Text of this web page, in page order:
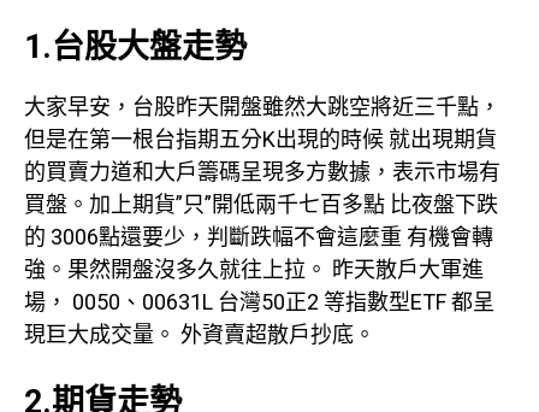
1.台股大盤走勢
大家早安，台股昨天開盤雖然大跳空將近三千點，
但是在第一根台指期五分K出現的時候 就出現期貨
的買賣力道和大戶籌碼呈現多方數據，表示市場有
買盤。加上期貨”只”開低兩千七百多點 比夜盤下跌
的 3006點還要少，判斷跌幅不會這麼重 有機會轉
強。果然開盤沒多久就往上拉。 昨天散戶大軍進
場， 0050、00631L 台灣50正2 等指數型ETF 都呈
現巨大成交量。 外資賣超散戶抄底。
2.期貨走勢